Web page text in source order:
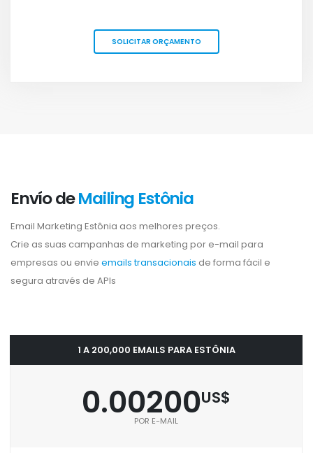
SOLICITAR ORÇAMENTO
Envío deMailing Estônia
Email Marketing Estônia aos melhores preços.
Crie as suas campanhas de marketing por e-mail para
empresas ou envie emails transacionais de forma fácil e
segura através de APIs
1 A 200,000 EMAILS PARA ESTÔNIA
0.00200US$
POR E-MAIL